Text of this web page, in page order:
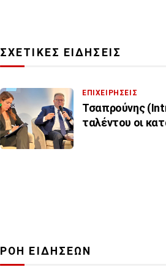
ΣΧΕΤΙΚΕΣ ΕΙΔΗΣΕΙΣ
ΕΠΙΧΕΙΡΗΣΕΙΣ
Τσαπρούνης
ταλέντου οι
ΡΟΗ ΕΙΔΗΣΕΩΝ